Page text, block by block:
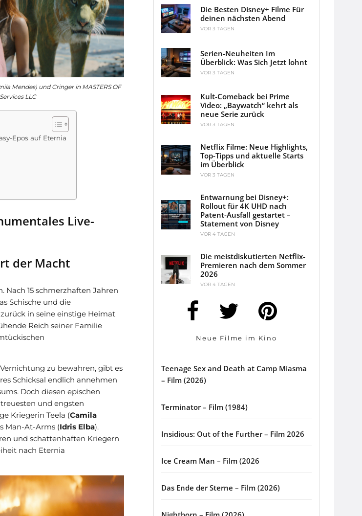
Mendes) und Cringer in MASTERS OF
LLC
Epos auf Eternia
Live-
der Macht
15 schmerzhaften Jahren
Schische und die
in seine einstige Heimat
Reich seiner Familie
zu bewahren, gibt es
Schicksal endlich annehmen
Doch diesen epischen
und engsten
Kriegerin Teela (Camila
Man-At-Arms (Idris Elba).
und schattenhaften Kriegern
nach Eternia
Die Besten Disney+ Filme Für
deinen nächsten Abend
VOR 3 TAGEN
Serien-Neuheiten Im
Überblick: Was Sich Jetzt lohnt
VOR 3 TAGEN
Kult-Comeback bei Prime
Video: „Baywatch“ kehrt als
neue Serie zurück
VOR 3 TAGEN
Netflix Filme: Neue Highlights,
Top-Tipps und aktuelle Starts
im Überblick
VOR 3 TAGEN
Entwarnung bei Disney+:
Rollout für 4K UHD nach
Patent-Ausfall gestartet –
Statement von Disney
VOR 4 TAGEN
Die meistdiskutierten Netflix-
Premieren nach dem Sommer
2026
VOR 4 TAGEN
Neue Filme im Kino
Teenage Sex and Death at Camp Miasma
– Film (2026)
Terminator – Film (1984)
Insidious: Out of the Further – Film 2026
Ice Cream Man – Film (2026
Das Ende der Sterne – Film (2026)